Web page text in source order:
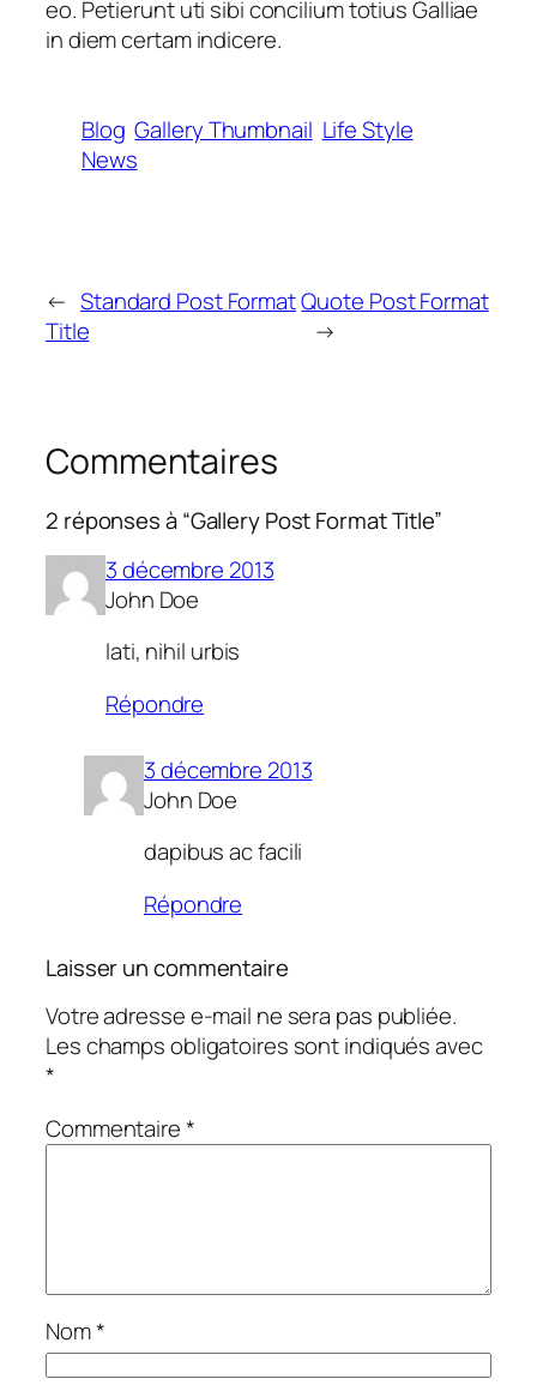
eo. Petierunt uti sibi concilium totius Galliae
in diem certam indicere.
Blog Gallery Thumbnail Life Style
News
← Standard Post Format
Title
Quote Post Format
→
Commentaires
2 réponses à “Gallery Post Format Title”
3 décembre 2013
John Doe
lati, nihil urbis
Répondre
3 décembre 2013
John Doe
dapibus ac facili
Répondre
Laisser un commentaire
Votre adresse e-mail ne sera pas publiée.
Les champs obligatoires sont indiqués avec
*
Commentaire*
Nom*